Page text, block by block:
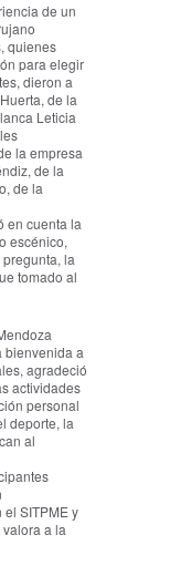
de un
quienes
para elegir
dieron a
de la
Leticia
la empresa
de la
de la
en cuenta la
escénico,
la
tomado al
bienvenida a
agradeció
actividades
personal
deporte, la
al
SITPME y
a la